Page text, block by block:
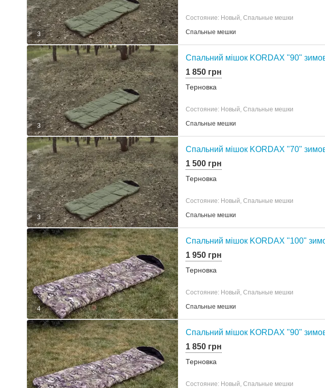
3
Состояние: Новый, Спальные мешки
Спальные мешки
3
Спальний мішок KORDAX "90"
1 850 грн
Терновка
Состояние: Новый, Спальные мешки
Спальные мешки
3
Спальний мішок KORDAX "70"
1 500 грн
Терновка
Состояние: Новый, Спальные мешки
Спальные мешки
4
Спальний мішок KORDAX "100"
1 950 грн
Терновка
Состояние: Новый, Спальные мешки
Спальные мешки
Спальний мішок KORDAX "90"
1 850 грн
Терновка
Состояние: Новый, Спальные мешки